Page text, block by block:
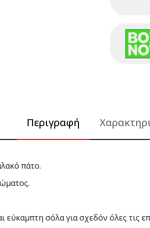
Περιγραφή
πάτο.
σόλα για σχεδόν όλες τις